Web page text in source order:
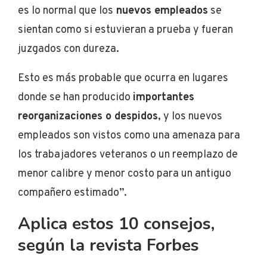
es lo normal que los nuevos empleados se
sientan como si estuvieran a prueba y fueran
juzgados con dureza.
Esto es más probable que ocurra en lugares
donde se han producido importantes
reorganizaciones o despidos, y los nuevos
empleados son vistos como una amenaza para
los trabajadores veteranos o un reemplazo de
menor calibre y menor costo para un antiguo
compañero estimado”.
Aplica estos 10 consejos,
según la revista Forbes